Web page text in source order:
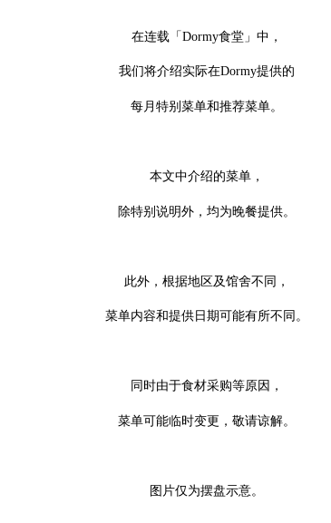
在连载「Dormy食堂」中，
我们将介绍实际在Dormy提供的
每月特别菜单和推荐菜单。
本文中介绍的菜单，
除特别说明外，均为晚餐提供。
此外，根据地区及馆舍不同，
菜单内容和提供日期可能有所不同。
同时由于食材采购等原因，
菜单可能临时变更，敬请谅解。
图片仅为摆盘示意。